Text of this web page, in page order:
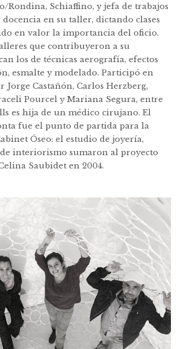
Rondina, Schiaffino, y jefa de trabajos
en su taller, dictando clases
en valor la importancia del oficio.
que contribuyeron a su
los de técnicas aerografía, efectos
esmalte y modelado. Participó en
Jorge Castañón, Carlos Herzberg,
Pourcel y Mariana Segura, entre
es hija de un médico cirujano. El
fue el punto de partida para la
Óseo: el estudio de joyería,
de interiorismo sumaron al proyecto
Saubidet en 2004.